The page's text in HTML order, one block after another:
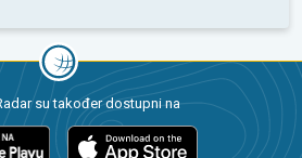
su također dostupni na